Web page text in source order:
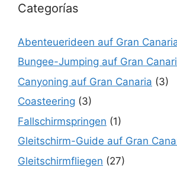
Categorías
Abenteuerideen auf Gran
Bungee-Jumping auf Gran
Canyoning auf Gran Canaria (3)
Coasteering (3)
Fallschirmspringen (1)
Gleitschirm-Guide auf Gran
Gleitschirmfliegen (27)